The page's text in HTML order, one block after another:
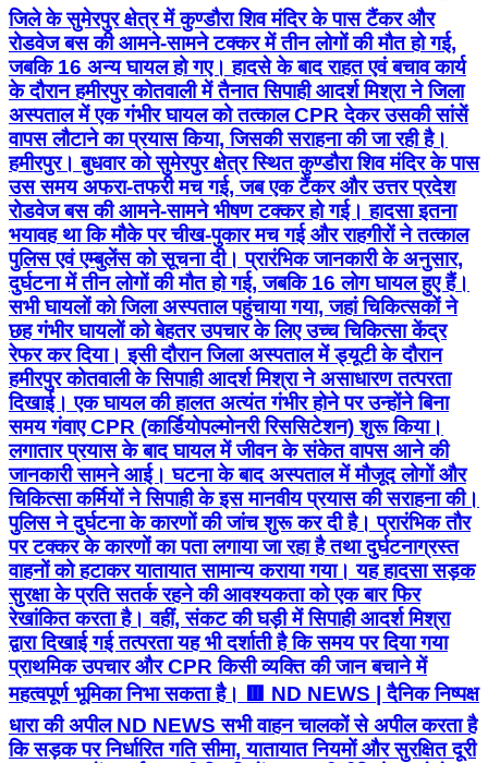
जिले के सुमेरपुर क्षेत्र में कुण्डौरा शिव मंदिर के पास टैंकर और
रोडवेज बस की आमने-सामने टक्कर में तीन लोगों की मौत हो गई,
जबकि 16 अन्य घायल हो गए। हादसे के बाद राहत एवं बचाव कार्य
के दौरान हमीरपुर कोतवाली में तैनात सिपाही आदर्श मिश्रा ने जिला
अस्पताल में एक गंभीर घायल को तत्काल CPR देकर उसकी सांसें
वापस लौटाने का प्रयास किया, जिसकी सराहना की जा रही है।
हमीरपुर। बुधवार को सुमेरपुर क्षेत्र स्थित कुण्डौरा शिव मंदिर के पास
उस समय अफरा-तफरी मच गई, जब एक टैंकर और उत्तर प्रदेश
रोडवेज बस की आमने-सामने भीषण टक्कर हो गई। हादसा इतना
भयावह था कि मौके पर चीख-पुकार मच गई और राहगीरों ने तत्काल
पुलिस एवं एम्बुलेंस को सूचना दी। प्रारंभिक जानकारी के अनुसार,
दुर्घटना में तीन लोगों की मौत हो गई, जबकि 16 लोग घायल हुए हैं।
सभी घायलों को जिला अस्पताल पहुंचाया गया, जहां चिकित्सकों ने
छह गंभीर घायलों को बेहतर उपचार के लिए उच्च चिकित्सा केंद्र
रेफर कर दिया। इसी दौरान जिला अस्पताल में ड्यूटी के दौरान
हमीरपुर कोतवाली के सिपाही आदर्श मिश्रा ने असाधारण तत्परता
दिखाई। एक घायल की हालत अत्यंत गंभीर होने पर उन्होंने बिना
समय गंवाए CPR (कार्डियोपल्मोनरी रिससिटेशन) शुरू किया।
लगातार प्रयास के बाद घायल में जीवन के संकेत वापस आने की
जानकारी सामने आई। घटना के बाद अस्पताल में मौजूद लोगों और
चिकित्सा कर्मियों ने सिपाही के इस मानवीय प्रयास की सराहना की।
पुलिस ने दुर्घटना के कारणों की जांच शुरू कर दी है। प्रारंभिक तौर
पर टक्कर के कारणों का पता लगाया जा रहा है तथा दुर्घटनाग्रस्त
वाहनों को हटाकर यातायात सामान्य कराया गया। यह हादसा सड़क
सुरक्षा के प्रति सतर्क रहने की आवश्यकता को एक बार फिर
रेखांकित करता है। वहीं, संकट की घड़ी में सिपाही आदर्श मिश्रा
द्वारा दिखाई गई तत्परता यह भी दर्शाती है कि समय पर दिया गया
प्राथमिक उपचार और CPR किसी व्यक्ति की जान बचाने में
महत्वपूर्ण भूमिका निभा सकता है। 🟥 ND NEWS | दैनिक निष्पक्ष
धारा की अपील ND NEWS सभी वाहन चालकों से अपील करता है
कि सड़क पर निर्धारित गति सीमा, यातायात नियमों और सुरक्षित दूरी